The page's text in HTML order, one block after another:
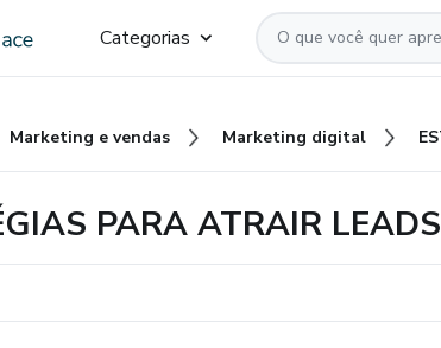
Categorias
Marketing e vendas Marketing digital
PARA ATRAIR LEADS